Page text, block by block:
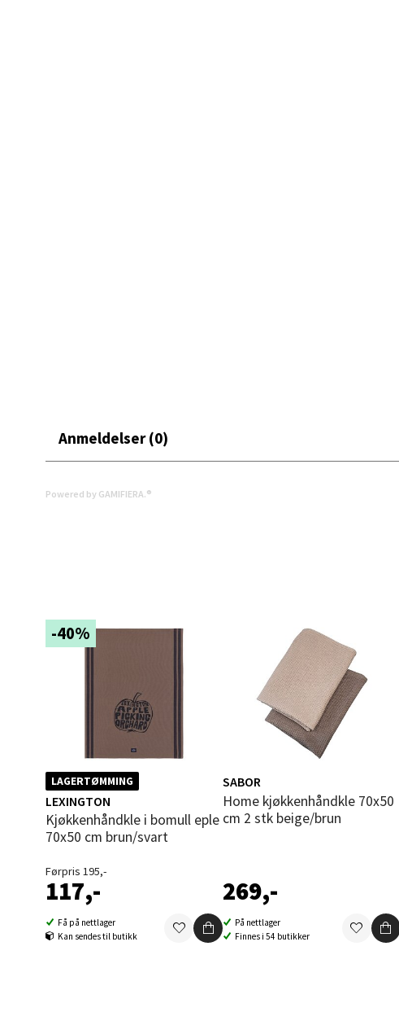
Anmeldelser (0)
Powered by GAMIFIERA.®
-40%
LAGERTØMMING
LEXINGTON
Kjøkkenhåndkle i bomull eple
70x50 cm brun/svart
Førpris 195,-
117,-
Få på nettlager
Kan sendes til butikk
SABOR
Home kjøkkenhåndkle 70x50
cm 2 stk beige/brun
269,-
På nettlager
Finnes i 54 butikker
Åpent i dag
Thon
Sartorvegen
Åpent i dag
0 i butikk